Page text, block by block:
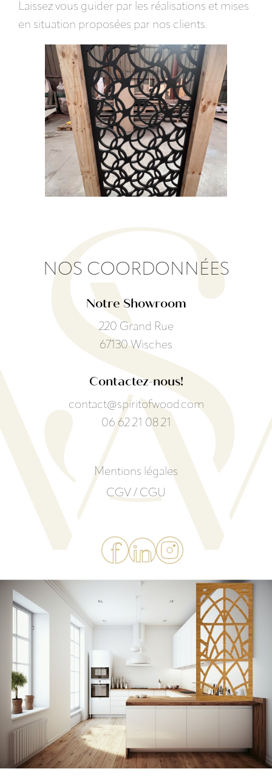
Laissez vous guider par les réalisations et mises
en situation proposées par nos clients.
NOS COORDONNÉES
Notre Showroom
220 Grand Rue
67130 Wisches
Contactez-nous!
contact@spiritofwood.com
06 62 21 08 21
Mentions légales
CGV / CGU